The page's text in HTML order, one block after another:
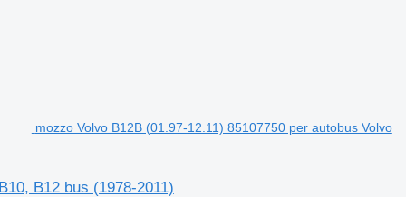
mozzo Volvo B12B (01.97-12.11) 85107750 per autobus Volvo
B12 bus (1978-2011)